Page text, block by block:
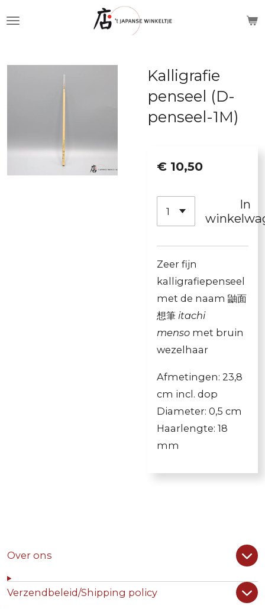
de
Kalligrafie
penseel (D-
penseel-1M)
€ 10,50
In
Zeer fijn
kalligrafiepenseel
met de naam 鼬面
想筆 itachi
menso met bruin
wezelhaar
Afmetingen: 23,8
cm incl. dop
Diameter: 0,5 cm
Haarlengte: 18
mm
Over ons
Verzendbeleid/Shipping policy